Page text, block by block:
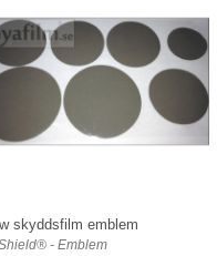
skyddsfilm emblem
- Emblem